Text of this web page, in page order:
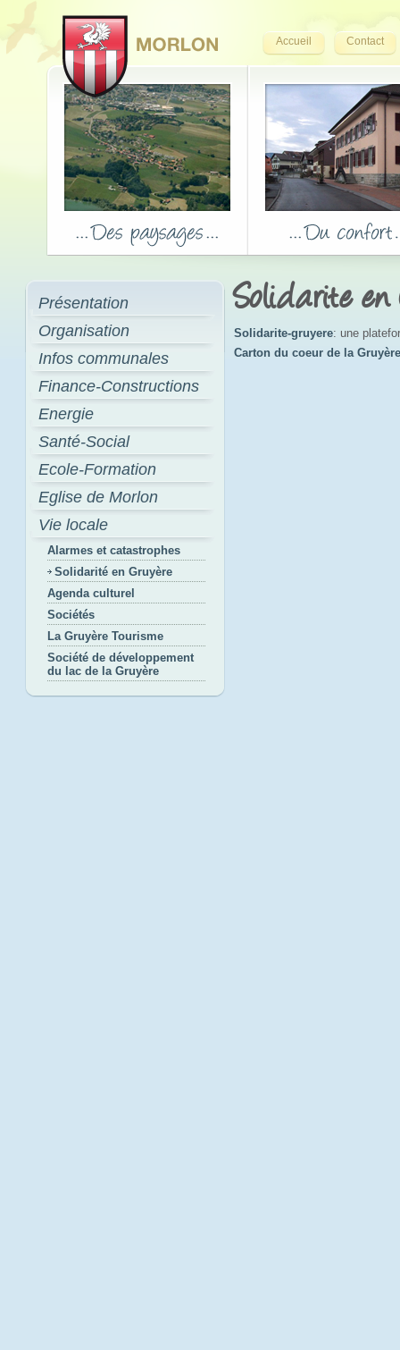
Accueil Contact
Présentation
Organisation
Infos communales
Finance-Constructions
Energie
Santé-Social
Ecole-Formation
Eglise de Morlon
Vie locale
Alarmes et catastrophes
Solidarité en Gruyère
Agenda culturel
Sociétés
La Gruyère Tourisme
Société de développement
du lac de la Gruyère
Solidarite en
Solidarite-gruyere: une
Carton du coeur de la Gruyère